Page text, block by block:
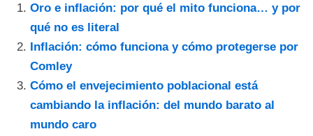
Oro e inflación: por qué el mito funciona… y por
qué no es literal
Inflación: cómo funciona y cómo protegerse por
Comley
Cómo el envejecimiento poblacional está
cambiando la inflación: del mundo barato al
mundo caro